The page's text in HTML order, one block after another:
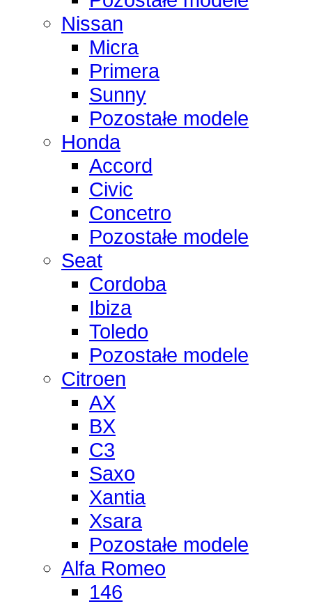
Nissan
Micra
Primera
Sunny
Pozostałe modele
Honda
Accord
Civic
Concetro
Pozostałe modele
Seat
Cordoba
Ibiza
Toledo
Pozostałe modele
Citroen
AX
BX
C3
Saxo
Xantia
Xsara
Pozostałe modele
Alfa Romeo
146